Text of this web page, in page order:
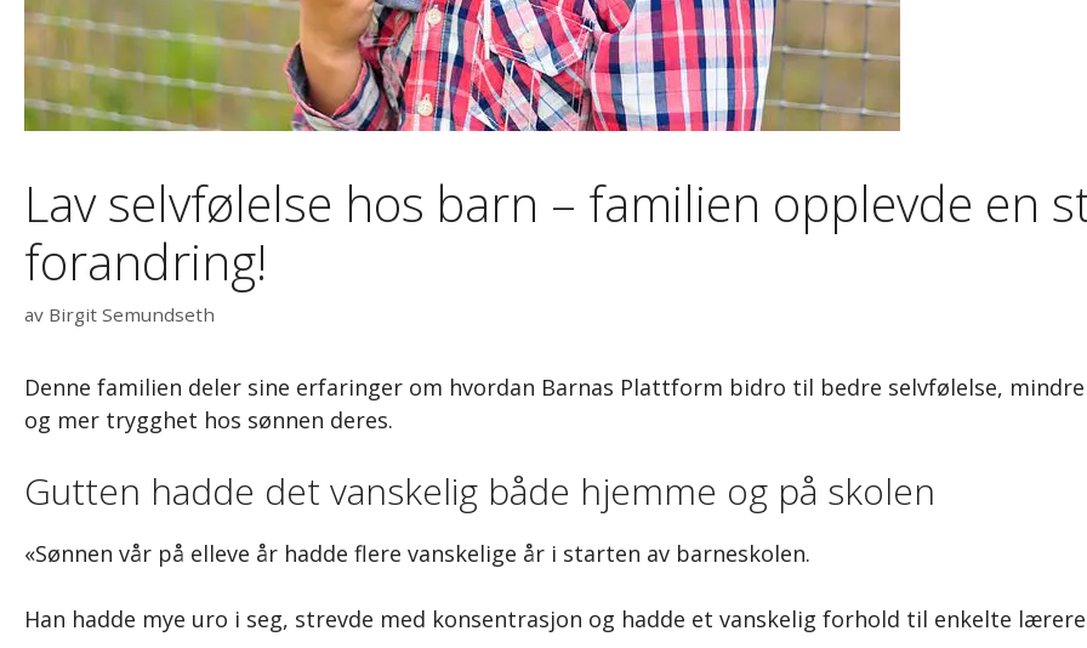
Lav selvfølelse hos barn – familien opplevde en
forandring!
av Birgit Semundseth
Denne familien deler sine erfaringer om hvordan Barnas Plattform bidro til bedre selvfølelse,
og mer trygghet hos sønnen deres.
Gutten hadde det vanskelig både hjemme og på skolen
«Sønnen vår på elleve år hadde flere vanskelige år i starten av barneskolen.
Han hadde mye uro i seg, strevde med konsentrasjon og hadde et vanskelig forhold til enkelte